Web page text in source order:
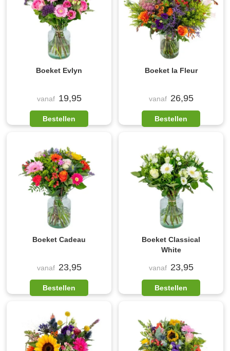
Boeket Evlyn
vanaf 19,95
Bestellen
Boeket la Fleur
vanaf 26,95
Bestellen
Boeket Cadeau
vanaf 23,95
Bestellen
Boeket Classical
White
vanaf 23,95
Bestellen